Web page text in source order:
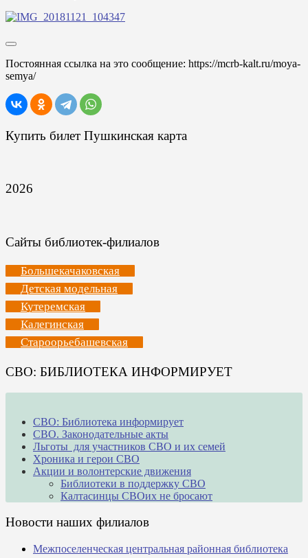
Постоянная ссылка на это сообщение: https://mcrb-kalt.ru/moya-
semya/
Купить билет Пушкинская карта
2026
Сайты библиотек-филиалов
Большекачаковская
Детская модельная
Кутеремская
Калегинская
Староорьебашевская
СВО: БИБЛИОТЕКА ИНФОРМИРУЕТ
СВО: Библиотека информирует
СВО. Законодательные акты
Льготы для участников СВО и их семей
Хроника и герои СВО
Акции и волонтерские движения
Библиотеки в поддержку СВО
Калтасинцы СВОих не бросают
Новости наших филиалов
Межпоселенческая центральная районная библиотека